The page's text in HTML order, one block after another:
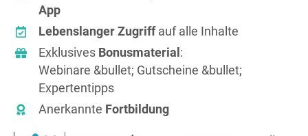
App
Lebenslanger Zugriffauf alle Inhalte
Exklusives Bonusmaterial :
Webinare &bullet; Gutscheine &bullet;
Expertentipps
Anerkannte Fortbildung